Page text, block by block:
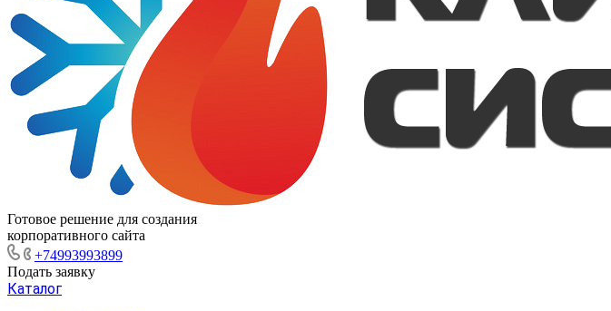
Готовое решение для создания
корпоративного сайта
+74993993899
Подать заявку
Каталог